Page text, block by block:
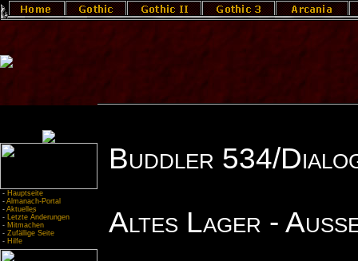
- Hauptseite
- Almanach-Portal
- Aktuelles
- Letzte Änderungen
- Mitmachen
- Zufällige Seite
- Hilfe
Buddler 534/
Altes Lager -